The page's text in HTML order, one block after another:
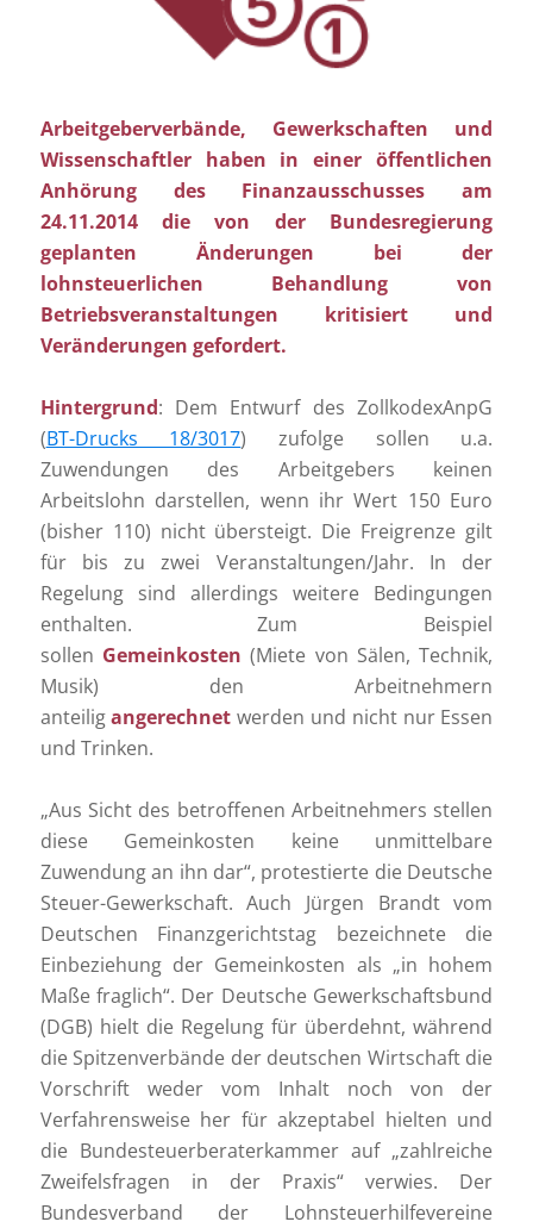
Arbeitgeberverbände, Gewerkschaften und
Wissenschaftler haben in einer öffentlichen
Anhörung des Finanzausschusses am
24.11.2014 die von der Bundesregierung
geplanten Änderungen bei der
lohnsteuerlichen Behandlung von
Betriebsveranstaltungen kritisiert und
Veränderungen gefordert.
Hintergrund: Dem Entwurf des ZollkodexAnpG
(BT-Drucks 18/3017) zufolge sollen u.a.
Zuwendungen des Arbeitgebers keinen
Arbeitslohn darstellen, wenn ihr Wert 150 Euro
(bisher 110) nicht übersteigt. Die Freigrenze gilt
für bis zu zwei Veranstaltungen/Jahr. In der
Regelung sind allerdings weitere Bedingungen
enthalten. Zum Beispiel
sollen Gemeinkosten (Miete von Sälen, Technik,
Musik) den Arbeitnehmern
anteilig angerechnet werden und nicht nur Essen
und Trinken.
„Aus Sicht des betroffenen Arbeitnehmers stellen
diese Gemeinkosten keine unmittelbare
Zuwendung an ihn dar“, protestierte die Deutsche
Steuer-Gewerkschaft. Auch Jürgen Brandt vom
Deutschen Finanzgerichtstag bezeichnete die
Einbeziehung der Gemeinkosten als „in hohem
Maße fraglich“. Der Deutsche Gewerkschaftsbund
(DGB) hielt die Regelung für überdehnt, während
die Spitzenverbände der deutschen Wirtschaft die
Vorschrift weder vom Inhalt noch von der
Verfahrensweise her für akzeptabel hielten und
die Bundesteuerberaterkammer auf „zahlreiche
Zweifelsfragen in der Praxis“ verwies. Der
Bundesverband der Lohnsteuerhilfevereine